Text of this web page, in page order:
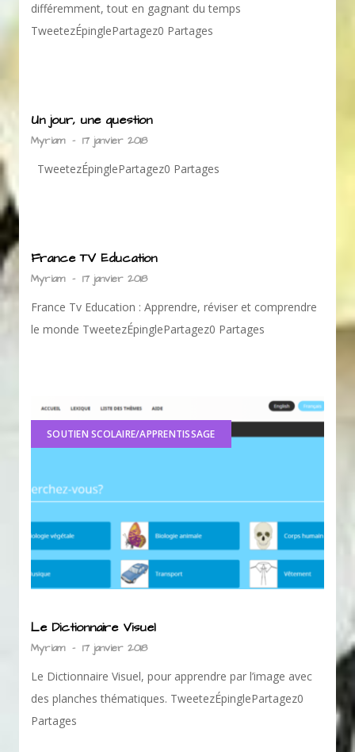
différemment, tout en gagnant du temps
TweetezÉpinglePartagez0 Partages
Un jour, une question
Myriam - 17 janvier 2018
TweetezÉpinglePartagez0 Partages
France TV Education
Myriam - 17 janvier 2018
France Tv Education : Apprendre, réviser et comprendre
le monde TweetezÉpinglePartagez0 Partages
SOUTIEN SCOLAIRE/APPRENTISSAGE
Le Dictionnaire Visuel
Myriam - 17 janvier 2018
Le Dictionnaire Visuel, pour apprendre par l’image avec
des planches thématiques. TweetezÉpinglePartagez0
Partages